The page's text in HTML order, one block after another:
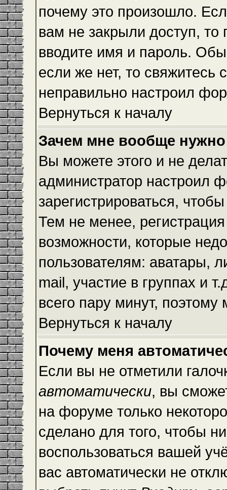
почему это произошло.
вам не закрыли доступ,
вводите имя и пароль.
если же нет, то свяжитесь
неправильно настроил
Вернуться к началу
Зачем мне вообще нужно
Вы можете этого и не
администратор настроил
зарегистрироваться,
Тем не менее,
возможности, которые
пользователям: аватары,
mail, участие в группах и
всего пару минут,
Вернуться к началу
Почему меня
Если вы не отметили
автоматически, вы
на форуме только
сделано для того, чтобы
воспользоваться вашей
вас автоматически не